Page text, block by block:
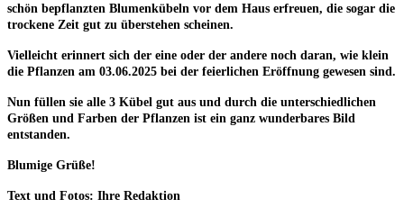
schön bepflanzten Blumenkübeln vor dem Haus erfreuen, die sogar die
trockene Zeit gut zu überstehen scheinen.
Vielleicht erinnert sich der eine oder der andere noch daran, wie klein
die Pflanzen am 03.06.2025 bei der feierlichen Eröffnung gewesen sind.
Nun füllen sie alle 3 Kübel gut aus und durch die unterschiedlichen
Größen und Farben der Pflanzen ist ein ganz wunderbares Bild
entstanden.
Blumige Grüße!
Text und Fotos: Ihre Redaktion